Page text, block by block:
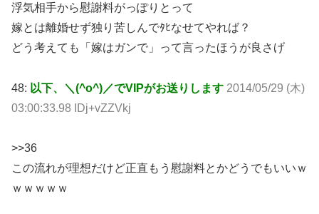
浮気相手から慰謝料がっぽりとって
嫁とは離婚せず独り苦しんでﾀﾋなせてやれば？
どう考えても「嫁はガンで」って言ったほうが良さげ
48: 以下、＼(^o^)／でVIPがお送りします 2014/05/29 (木)
03:00:33.98 IDj+vZZVkj
>>36
この流れが理想だけど正直もう慰謝料とかどうでもいいｗ
ｗｗｗｗｗ